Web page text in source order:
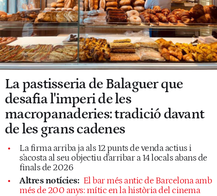
La pastisseria de Balaguer que
desafia l'imperi de les
macropanaderies: tradició davant
de les grans cadenes
La firma arriba ja als 12 punts de venda actius i
s'acosta al seu objectiu d'arribar a 14 locals abans de
finals de 2026
Altres notícies: El bar més antic de Barcelona amb
més de 200 anys: mític en la història del cinema